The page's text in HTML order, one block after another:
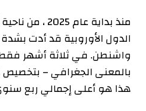
منذ بداية عام
الدول الأوروبية قد أدت
واشنطن. في ثلاثة أشهر فقط
هذا هو أعلى إجمالي ربع سنوي